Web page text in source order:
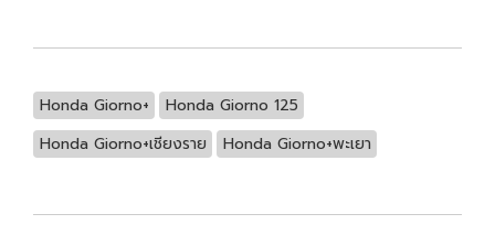
Honda Giorno+
Honda Giorno 125
Honda Giorno+เชียงราย
Honda Giorno+พะเยา